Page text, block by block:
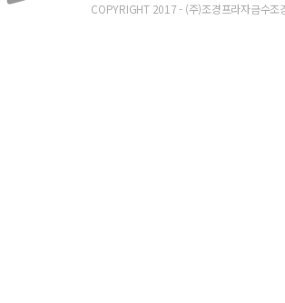
COPYRIGHT 2017 - (주)조경프라자금수